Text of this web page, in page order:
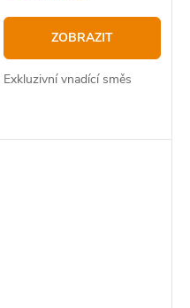
ZOBRAZIT
Exkluzivní vnadící směs